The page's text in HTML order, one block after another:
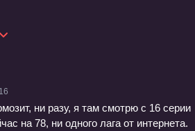
ни разу, я там смотрю с 16 серии
на 78, ни одного лага от интернета.